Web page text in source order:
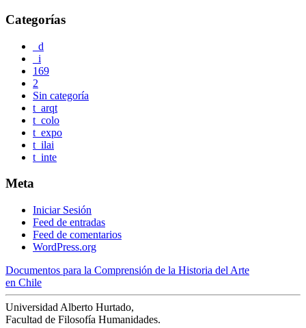
Categorías
_d
_i
169
2
Sin categoría
t_arqt
t_colo
t_expo
t_ilai
t_inte
Meta
Iniciar Sesión
Feed de entradas
Feed de comentarios
WordPress.org
Documentos para la Comprensión de la Historia del Arte
en Chile
Universidad Alberto Hurtado,
Facultad de Filosofía Humanidades.